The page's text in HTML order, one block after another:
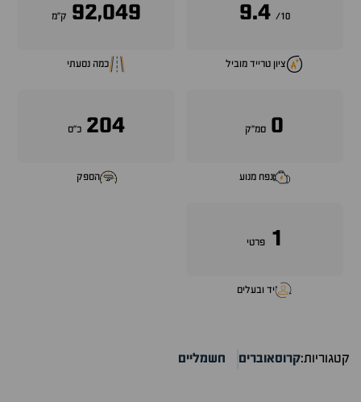
10/
9.4
ציון טרייד מוביל
92,049 ק״מ
כמה נסעתי
0 סמ״ק
נפח מנוע
204 כ״ס
הספק
1 פרטי
יד ובעלים
קטגוריות:קרוסאוברים חשמליים